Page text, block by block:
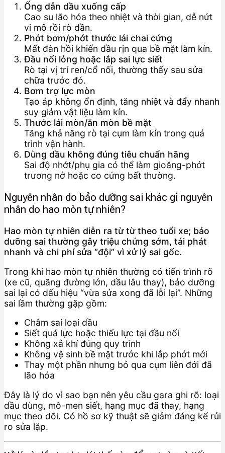
Ống dẫn dầu xuống cấp
Cao su lão hóa theo nhiệt và thời gian, dễ nứt
vi mô rồi rò dần.
Phớt bơm/phớt thước lái chai cứng
Mất đàn hồi khiến dầu rịn qua bề mặt làm kín.
Đầu nối lỏng hoặc lắp sai lực siết
Rò tại vị trí ren/cổ nối, thường thấy sau sửa
chữa trước đó.
Bơm trợ lực mòn
Tạo áp không ổn định, tăng nhiệt và đẩy nhanh
suy giảm vật liệu làm kín.
Thước lái mòn/ăn mòn bề mặt
Tăng khả năng rò tại cụm làm kín trong quá
trình vận hành.
Dùng dầu không đúng tiêu chuẩn hãng
Sai độ nhớt/phụ gia có thể làm gioăng-phớt
trương nở hoặc co cứng bất thường.
Nguyên nhân do bảo dưỡng sai khác gì nguyên
nhân do hao mòn tự nhiên?
Hao mòn tự nhiên diễn ra từ từ theo tuổi xe; bảo
dưỡng sai thường gây triệu chứng sớm, tái phát
nhanh và chi phí sửa “đội” vì xử lý sai gốc.
Trong khi hao mòn tự nhiên thường có tiến trình rõ
(xe cũ, quãng đường lớn, dầu lâu thay), bảo dưỡng
sai lại có dấu hiệu “vừa sửa xong đã lỗi lại”. Những
sai lầm thường gặp gồm:
Châm sai loại dầu
Siết quá lực hoặc thiếu lực tại đầu nối
Không xả khí đúng quy trình
Không vệ sinh bề mặt trước khi lắp phớt mới
Thay một phần nhưng bỏ qua cụm liên đới đã
lão hóa
Đây là lý do vì sao bạn nên yêu cầu gara ghi rõ: loại
dầu dùng, mô-men siết, hạng mục đã thay, hạng
mục theo dõi. Có hồ sơ kỹ thuật sẽ giảm đáng kể rủi
ro sửa lặp.